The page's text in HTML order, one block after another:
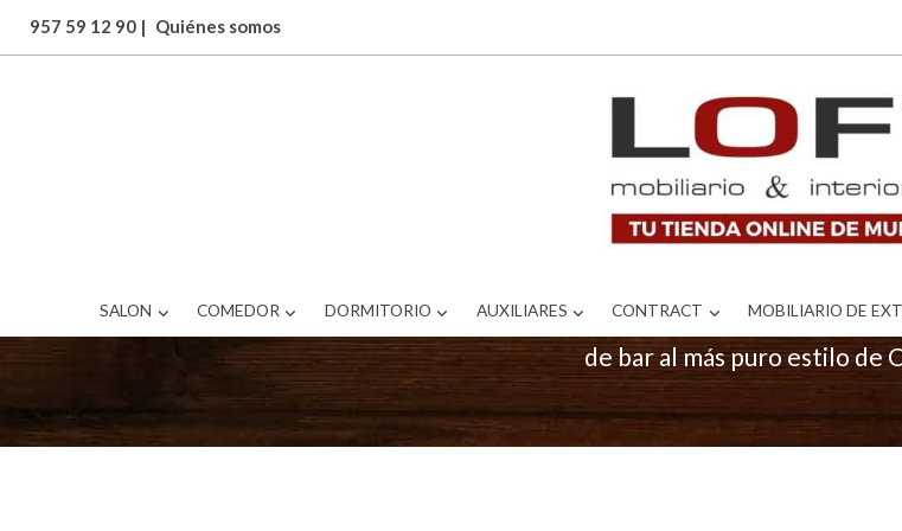
957 59 12 90 | Quiénes somos
SALON COMEDOR DORMITORIO AUXILIARES CONTRACT MOBILIARIO DE
realizado LOFT Interiorismo. Botelleros de madera de estilo
de bar al más puro estilo de